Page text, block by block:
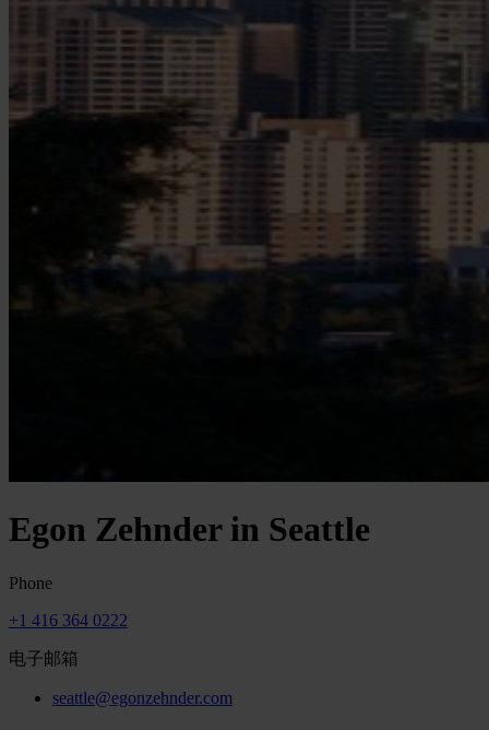
Egon Zehnder in Seattle
Phone
+1 416 364 0222
电子邮箱
seattle@egonzehnder.com